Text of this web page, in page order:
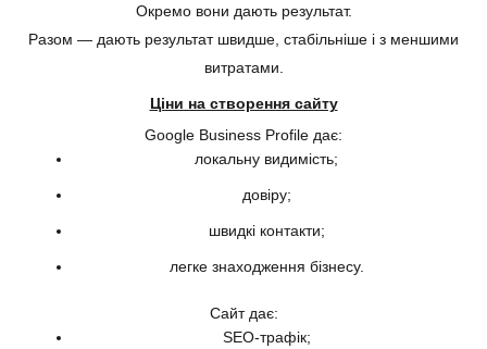
Окремо вони дають результат.
Разом — дають результат швидше, стабільніше і з меншими
витратами.
Ціни на створення сайту
Google Business Profile дає:
локальну видимість;
довіру;
швидкі контакти;
легке знаходження бізнесу.
Сайт дає:
SEO-трафік;